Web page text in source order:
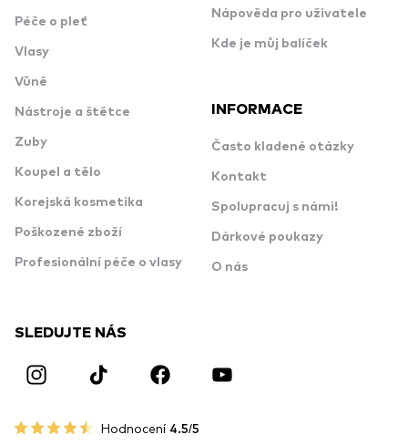
Péče o pleť
Vlasy
Vůně
Nástroje a štětce
Zuby
Koupel a tělo
Korejská kosmetika
Poškozené zboží
Profesionální péče o vlasy
Nápověda pro uživatele
Kde je můj balíček
INFORMACE
Často kladené otázky
Kontakt
Spolupracuj s námi!
Dárkové poukazy
O nás
SLEDUJTE NÁS
Hodnocení 4.5/5